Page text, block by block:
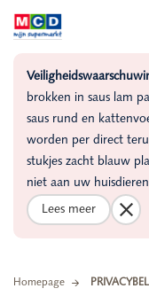
brokken in saus lam
saus rund en
worden per direct
stukjes zacht blauw
niet aan uw
Lees meer
Homepage